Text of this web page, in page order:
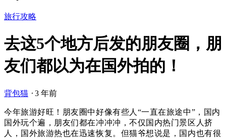
旅行攻略
去这5个地方后发的朋友圈，朋
友们都以为在国外拍的！
背包猫 ⋅ 3 年前
今年旅游好旺！ 朋友圈中好像有些人“一直在旅途中”，国内
国外玩个遍，朋友们都在冲冲冲，不仅国内热门景区人挤
人，国外旅游热也在迅速恢复。 但猫爷想说是，国内也有很